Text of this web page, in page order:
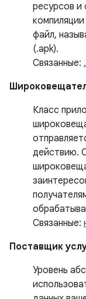
ресурсов и
файл,
(.apk).
Связанные:
Класс
действию.
Связанные:
Поставщик
Уровень